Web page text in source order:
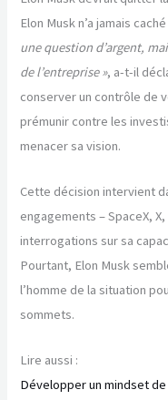
Elon Musk n’a jamais
une question d’argent,
de l’entreprise », a-t-il
conserver un contrôle de
prémunir contre les
menacer sa vision.
Cette décision intervient
engagements – SpaceX,
interrogations sur sa
Pourtant, Elon Musk
l’homme de la situation
sommets.
Lire aussi :
Développer un mindset